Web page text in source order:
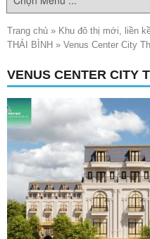
Trang chủ » Khu đô thị mới, liền
THÁI BÌNH » Venus Center City
VENUS CENTER CITY